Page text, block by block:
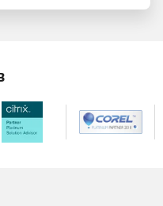
ее участников в руках
в